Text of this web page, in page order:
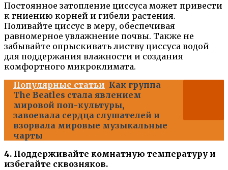
Постоянное затопление циссуса может привести
к гниению корней и гибели растения.
Поливайте циссус в меру, обеспечивая
равномерное увлажнение почвы. Также не
забывайте опрыскивать листву циссуса водой
для поддержания влажности и создания
комфортного микроклимата.
Популярные статьи Как группа
The Beatles стала явлением
мировой поп-культуры,
завоевала сердца слушателей и
взорвала мировые музыкальные
чарты
4. Поддерживайте комнатную температуру и
избегайте сквозняков.